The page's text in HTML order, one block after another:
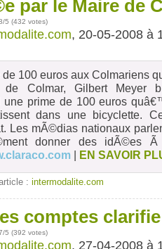
par le Maire de
/5 (432 votes)
, 20-05-2008 à
de 100 euros aux Colmariens
de Colmar, Gilbert Meyer
une prime de 100 euros
dans une bicyclette.
Les mÃ©dias nationaux
donner des idÃ©es
| EN SAVOIR
: intermodalite.com
comptes
/5 (392 votes)
, 27-04-2008 à